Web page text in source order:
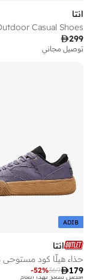
انتا
299
توصيل مجاني
ADIB
انتا
179
369
-52%
أفضل سعر لهذا العام